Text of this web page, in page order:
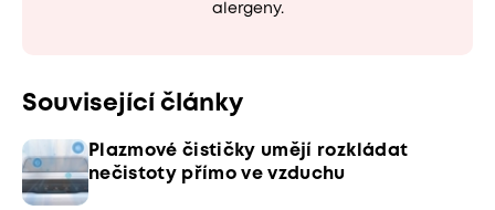
alergeny.
Související články
Plazmové čističky umějí rozkládat
nečistoty přímo ve vzduchu